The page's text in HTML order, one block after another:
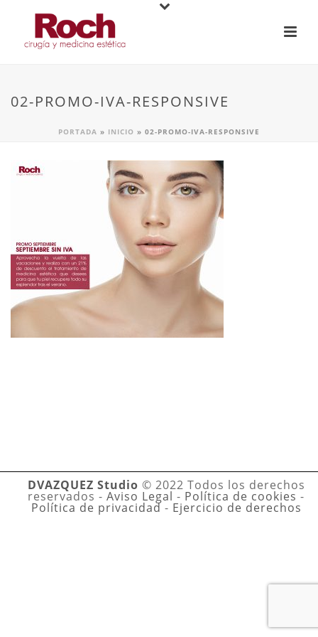
02-PROMO-IVA-RESPONSIVE
PORTADA » INICIO » 02-PROMO-IVA-RESPONSIVE
DVAZQUEZ Studio © 2022 Todos los derechos
reservados - Aviso Legal - Política de cookies -
Política de privacidad- Ejercicio de derechos